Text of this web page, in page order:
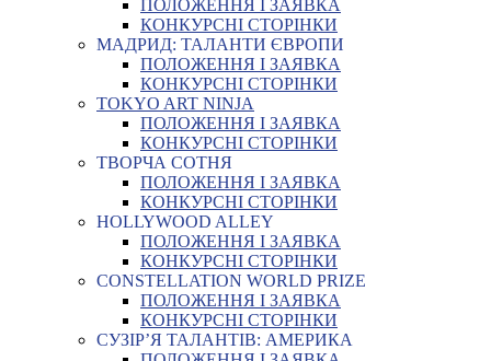
ПОЛОЖЕННЯ І ЗАЯВКА
КОНКУРСНІ СТОРІНКИ
МАДРИД: ТАЛАНТИ ЄВРОПИ
ПОЛОЖЕННЯ І ЗАЯВКА
КОНКУРСНІ СТОРІНКИ
TOKYO ART NINJA
ПОЛОЖЕННЯ І ЗАЯВКА
КОНКУРСНІ СТОРІНКИ
ТВОРЧА СОТНЯ
ПОЛОЖЕННЯ І ЗАЯВКА
КОНКУРСНІ СТОРІНКИ
HOLLYWOOD ALLEY
ПОЛОЖЕННЯ І ЗАЯВКА
КОНКУРСНІ СТОРІНКИ
CONSTELLATION WORLD PRIZE
ПОЛОЖЕННЯ І ЗАЯВКА
КОНКУРСНІ СТОРІНКИ
СУЗІР’Я ТАЛАНТІВ: АМЕРИКА